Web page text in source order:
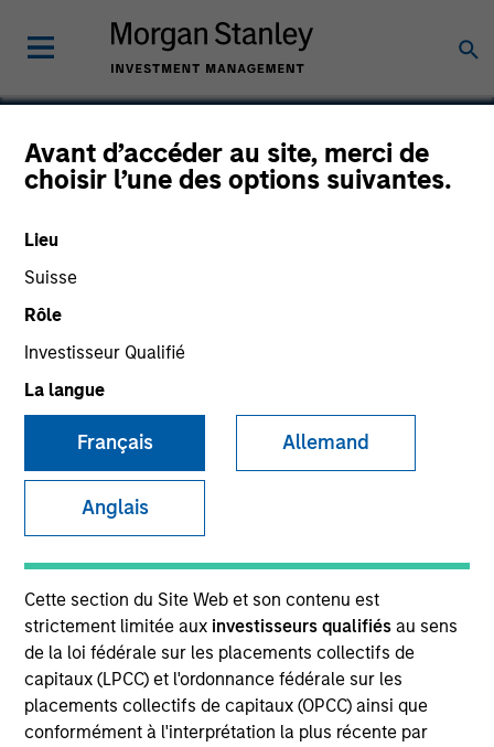
Avant d’accéder au site, merci de
choisir l’une des options suivantes.
Lieu
Suisse
Rôle
Investisseur Qualifié
La langue
Français Allemand
Anglais
Cette section du Site Web et son contenu est
strictement limitée aux investisseurs qualifiésau sens
de la loi fédérale sur les placements collectifs de
capitaux (LPCC) et l'ordonnance fédérale sur les
placements collectifs de capitaux (OPCC) ainsi que
conformément à l'interprétation la plus récente par
Sprout Foods
Consumer
COUNTRY
United States